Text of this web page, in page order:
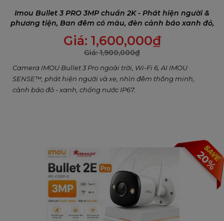
Imou Bullet 3 PRO 3MP chuẩn 2K - Phát hiện người &
phương tiện, Ban đêm có màu, đèn cảnh báo xanh đỏ,
Đàm thoại 2 chiều
Giá: 1,600,000₫
Giá:1,900,000₫
Camera IMOU Bullet 3 Pro ngoài trời, Wi-Fi 6, AI IMOU
SENSE™, phát hiện người và xe, nhìn đêm thông minh,
cảnh báo đỏ - xanh, chống nước IP67.
20%